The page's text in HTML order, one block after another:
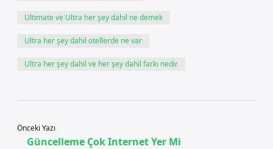
Ultimate ve Ultra her şey dahil ne demek
Ultra her şey dahil otellerde ne var
Ultra her şey dahil ve her şey dahil farkı nedir
Önceki Yazı
Güncelleme Çok Internet Yer Mi